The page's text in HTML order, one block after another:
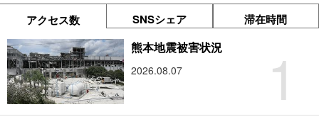
アクセス数 SNSシェア 滞在時間
1
熊本地震被害状況
2026.08.07